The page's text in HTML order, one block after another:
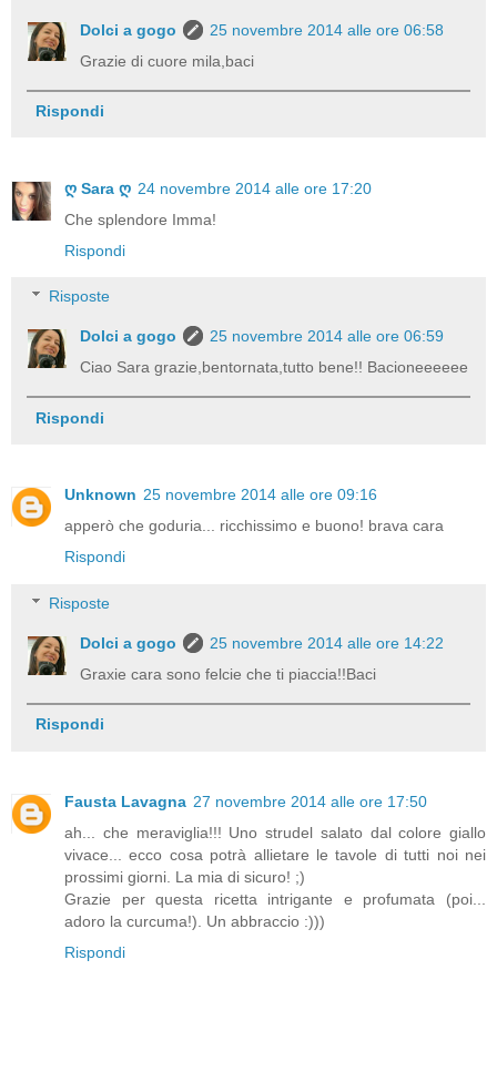
Dolci a gogo
25 novembre 2014 alle ore 06:58
Grazie di cuore mila,baci
Rispondi
ღ Sara ღ 24 novembre 2014 alle ore 17:20
Che splendore Imma!
Rispondi
Risposte
Dolci a gogo
25 novembre 2014 alle ore 06:59
Ciao Sara grazie,bentornata,tutto bene!! Bacioneeeeee
Rispondi
Unknown 25 novembre 2014 alle ore 09:16
apperò che goduria... ricchissimo e buono! brava cara
Rispondi
Risposte
Dolci a gogo
25 novembre 2014 alle ore 14:22
Graxie cara sono felcie che ti piaccia!!Baci
Rispondi
Fausta Lavagna 27 novembre 2014 alle ore 17:50
ah... che meraviglia!!! Uno strudel salato dal colore giallo
vivace... ecco cosa potrà allietare le tavole di tutti noi nei
prossimi giorni. La mia di sicuro! ;)
Grazie per questa ricetta intrigante e profumata (poi...
adoro la curcuma!). Un abbraccio :)))
Rispondi